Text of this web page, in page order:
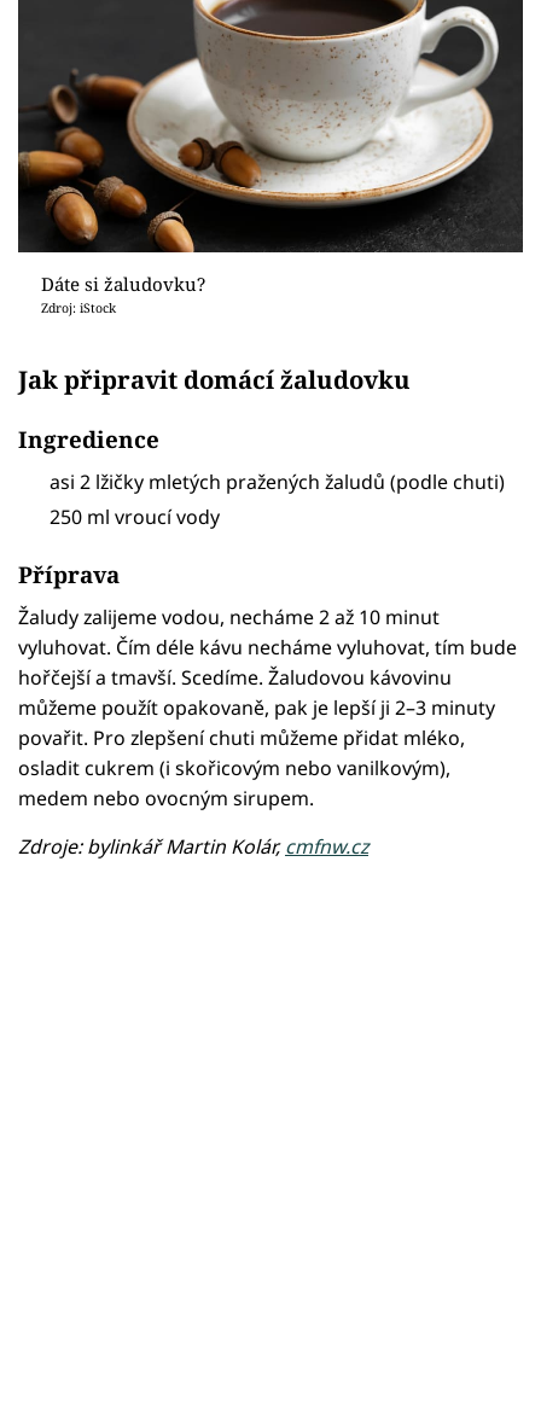
Dáte si žaludovku?
Zdroj: iStock
Jak připravit domácí žaludovku
Ingredience
asi 2 lžičky mletých pražených žaludů (podle chuti)
250 ml vroucí vody
Příprava
Žaludy zalijeme vodou, necháme 2 až 10 minut
vyluhovat. Čím déle kávu necháme vyluhovat, tím bude
hořčejší a tmavší. Scedíme. Žaludovou kávovinu
můžeme použít opakovaně, pak je lepší ji 2–3 minuty
povařit. Pro zlepšení chuti můžeme přidat mléko,
osladit cukrem (i skořicovým nebo vanilkovým),
medem nebo ovocným sirupem.
Zdroje: bylinkář Martin Kolár,cmfnw.cz